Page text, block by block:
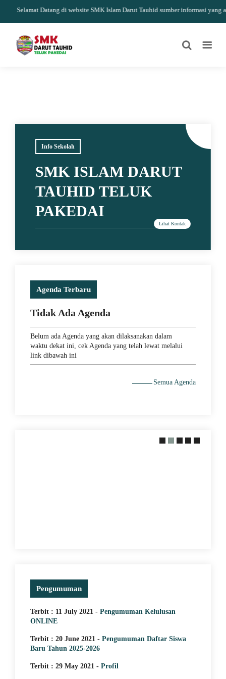
Selamat Datang di website SMK Islam Darut Tauhid sumber informasi yang
Info Sekolah
SMK ISLAM DARUT
TAUHID TELUK
PAKEDAI
Agenda Terbaru
Tidak Ada Agenda
Belum ada Agenda yang akan dilaksanakan dalam
waktu dekat ini, cek Agenda yang telah lewat melalui
link dibawah ini
Semua Agenda
Pengumuman
Terbit : 11 July 2021 - Pengumuman Kelulusan
ONLINE
Terbit : 20 June 2021 - Pengumuman Daftar Siswa
Baru Tahun 2025-2026
Terbit : 29 May 2021 - Profil